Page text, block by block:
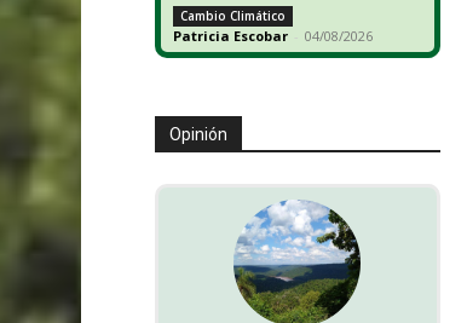
Cambio Climático
Patricia Escobar - 04/08/2026
Opinión